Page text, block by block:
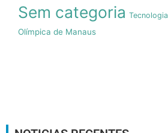
Sem categoria Tecnologia
Olímpica de Manaus